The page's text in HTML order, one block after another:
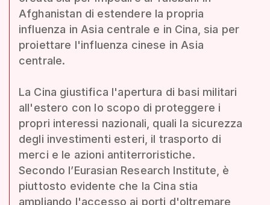
Afghanistan di estendere la propria
influenza in Asia centrale e in Cina, sia per
proiettare l'influenza cinese in Asia
centrale.
La Cina giustifica l'apertura di basi militari
all'estero con lo scopo di proteggere i
propri interessi nazionali, quali la sicurezza
degli investimenti esteri, il trasporto di
merci e le azioni antiterroristiche.
Secondo l’Eurasian Research Institute, è
piuttosto evidente che la Cina stia
ampliando l'accesso ai porti d'oltremare